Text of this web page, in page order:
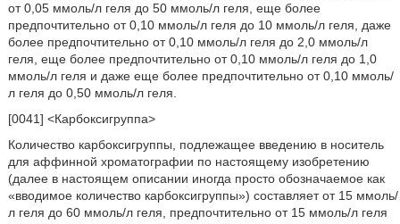
от 0,05 ммоль/л геля до 50 ммоль/л геля, еще более
предпочтительно от 0,10 ммоль/л геля до 10 ммоль/л геля, даже
более предпочтительно от 0,10 ммоль/л геля до 2,0 ммоль/л
геля, еще более предпочтительно от 0,10 ммоль/л геля до 1,0
ммоль/л геля и даже еще более предпочтительно от 0,10 ммоль/
л геля до 0,50 ммоль/л геля.
[0041] <Карбоксигруппа>
Количество карбоксигруппы, подлежащее введению в носитель
для аффинной хроматографии по настоящему изобретению
(далее в настоящем описании иногда просто обозначаемое как
«вводимое количество карбоксигруппы») составляет от 15 ммоль/
л геля до 60 ммоль/л геля, предпочтительно от 15 ммоль/л геля